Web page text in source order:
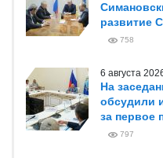
развитие
758
6 августа
На
обсудили
за первое
797